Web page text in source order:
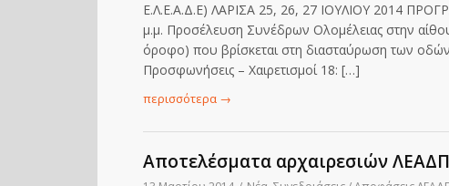
Ε.Λ.Ε.Α.Δ.Ε) ΛΑΡΙΣΑ 25, 26, 27 ΙΟΥΛΙΟΥ 2014
μ.μ. Προσέλευση Συνέδρων Ολομέλειας στην
όροφο) που βρίσκεται στη διασταύρωση των
Προσφωνήσεις – Χαιρετισμοί 18: […]
περισσότερα →
Αποτελέσματα αρχαιρεσιών